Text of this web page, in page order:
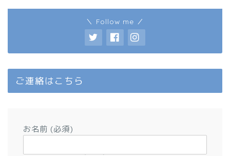
＼ Follow me ／
ご連絡はこちら
お名前 (必須)